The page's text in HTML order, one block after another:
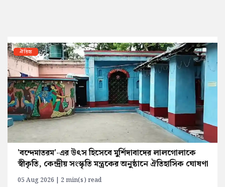
ঐতিহ্য
'বন্দেমাতরম'-এর উৎস হিসেবে মুর্শিদাবাদের লালগোলাকে
স্বীকৃতি, কেন্দ্রীয় সংস্কৃতি মন্ত্রকের অনুষ্ঠানে ঐতিহাসিক ঘোষণা
05 Aug 2026 | 2 min(s) read